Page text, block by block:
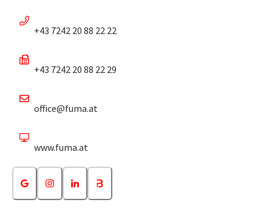
+43 7242 20 88 22 22
+43 7242 20 88 22 29
office@fuma.at
www.fuma.at